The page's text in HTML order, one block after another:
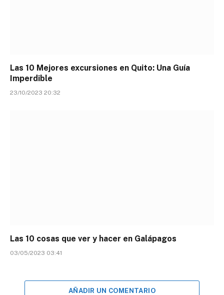
Las 10 Mejores excursiones en Quito: Una Guía
Imperdible
23/10/2023 20:32
Las 10 cosas que ver y hacer en Galápagos
03/05/2023 03:41
AÑADIR UN COMENTARIO